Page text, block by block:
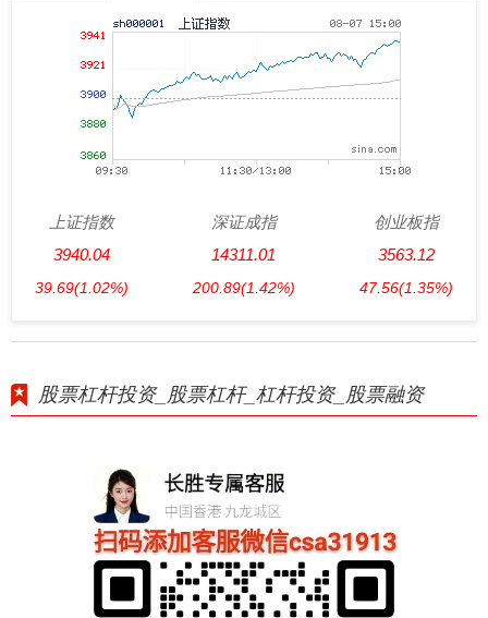
上证指数
3940.04
39.69(1.02%)
深证成指
14311.01
200.89(1.42%)
创业板指
3563.12
47.56(1.35%)
股票杠杆投资_股票杠杆_杠杆投资_股票融资